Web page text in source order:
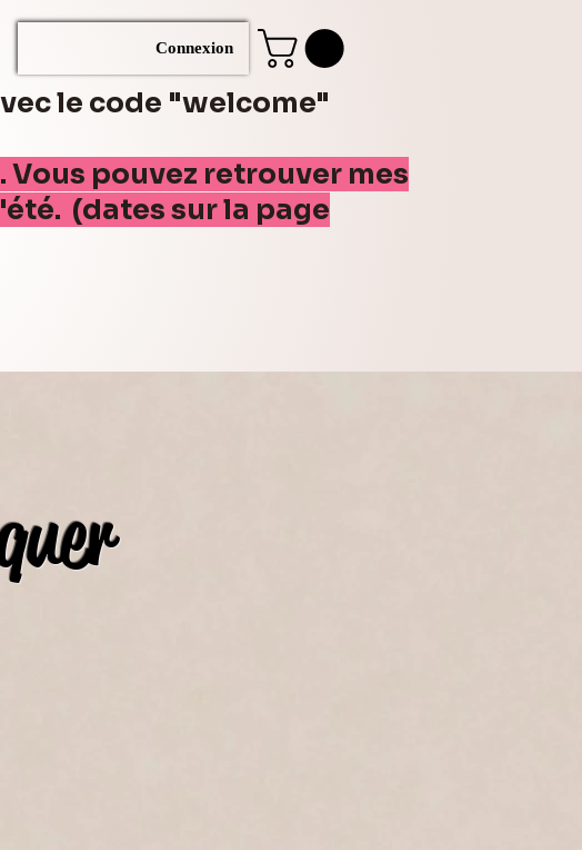
Connexion
le code "welcome"
pouvez retrouver mes
(dates sur la page